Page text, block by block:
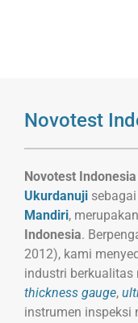
Novotest
Novotest
Ukurdanuji
Mandiri, merupakan
Indonesia.
2012), kami
industri berkualitas
thickness gauge,
instrumen inspeksi